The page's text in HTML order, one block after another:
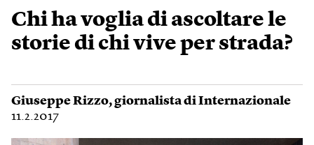
Chi ha voglia di ascoltare le
storie di chi vive per strada?
Giuseppe Rizzo, giornalista di Internazionale
11.2.2017